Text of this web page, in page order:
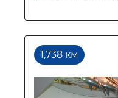
1,738 км